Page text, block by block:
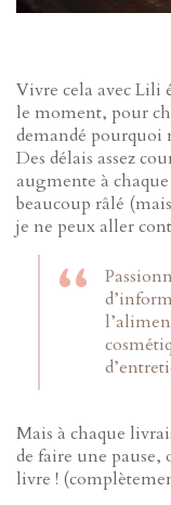
Vivre cela avec Lili
le moment, pour
demandé pourquoi
Des délais assez
augmente à
beaucoup râlé
je ne peux aller
Mais à chaque
de faire une
livre !